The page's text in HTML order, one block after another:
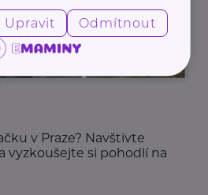
v Praze? Navštivte
vyzkoušejte si pohodlí na
Upravit Odmítnout